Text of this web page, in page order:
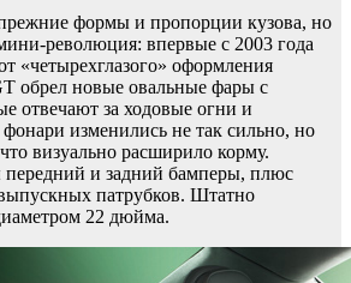
формы и пропорции кузова, но
революция: впервые с 2003 года
«четырехглазого» оформления
обрел новые овальные фары с
отвечают за ходовые огни и
изменились не так сильно, но
визуально расширило корму.
передний и задний бамперы, плюс
патрубков. Штатно
22 дюйма.